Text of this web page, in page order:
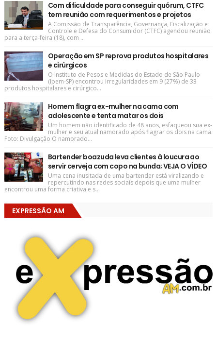
Com dificuldade para conseguir quórum, CTFC
tem reunião com requerimentos e projetos
A Comissão de Transparência, Governança, Fiscalização e
Controle e Defesa do Consumidor (CTFC) agendou reunião
para a terça-feira (18), com ...
Operação em SP reprova produtos hospitalares
e cirúrgicos
O Instituto de Pesos e Medidas do Estado de São Paulo
(Ipem-SP) encontrou irregularidades em 9 (27%) de 33
produtos hospitalares e cirúrgico...
Homem flagra ex-mulher na cama com
adolescente e tenta matar os dois
Um homem não identificado de 48 anos, esfaqueou sua ex-
mulher e seu atual namorado após flagrar os dois na cama.
Foto: Divulgação O namorado...
Bartender boazuda leva clientes à loucura ao
servir cerveja com copo na bunda; VEJA O VÍDEO
Uma cena inusitada de uma bartender está viralizando e
repercutindo nas redes sociais depois que uma mulher
encontrou uma forma criativa e s...
EXPRESSÃO AM